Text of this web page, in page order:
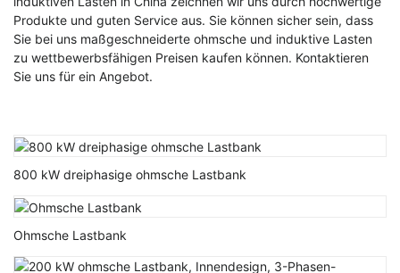
Produkte und guten Service aus. Sie können sicher sein, dass
Sie bei uns maßgeschneiderte ohmsche und induktive Lasten
zu wettbewerbsfähigen Preisen kaufen können. Kontaktieren
Sie uns für ein Angebot.
800 kW dreiphasige ohmsche Lastbank
Ohmsche Lastbank